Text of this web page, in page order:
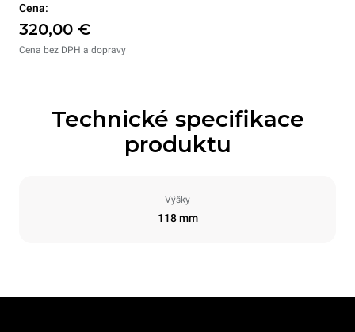
Cena:
320,00 €
Cena bez DPH a dopravy
Technické specifikace
produktu
Výšky
118 mm